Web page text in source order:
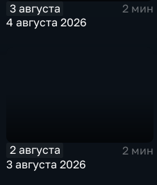
3 августа
2 мин
4 августа 2026
2 августа
2 мин
3 августа 2026